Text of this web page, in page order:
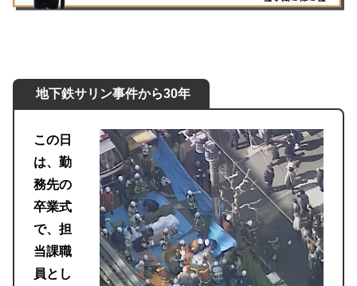
地下鉄サリン事件から30年
この日
は、勤
務先の
卒業式
で、担
当課職
員とし